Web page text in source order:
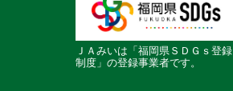
ＪＡみいは「福岡県ＳＤＧｓ登録
制度」の登録事業者です。